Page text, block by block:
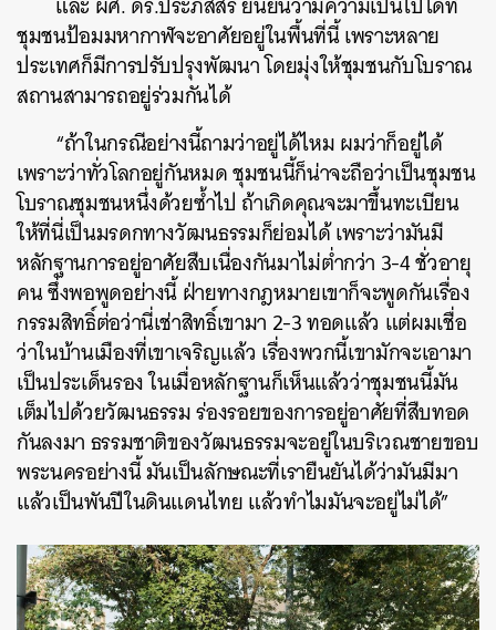
ชุมชนป้อมมหากาฬจะอาศัยอยู่ในพื้นที่นี้ เพราะหลาย
ประเทศก็มีการปรับปรุงพัฒนา โดยมุ่งให้ชุมชนกับโบราณ
สถานสามารถอยู่ร่วมกันได้
“ถ้าในกรณีอย่างนี้ถามว่าอยู่ได้ไหม ผมว่าก็อยู่ได้
เพราะว่าทั่วโลกอยู่กันหมด ชุมชนนี้ก็น่าจะถือว่าเป็นชุมชน
โบราณชุมชนหนึ่งด้วยซ้ำไป ถ้าเกิดคุณจะมาขึ้นทะเบียน
ให้ที่นี่เป็นมรดกทางวัฒนธรรมก็ย่อมได้ เพราะว่ามันมี
หลักฐานการอยู่อาศัยสืบเนื่องกันมาไม่ต่ำกว่า 3-4 ชั่วอายุ
คน ซึ่งพอพูดอย่างนี้ ฝ่ายทางกฎหมายเขาก็จะพูดกันเรื่อง
กรรมสิทธิ์ต่อว่านี่เช่าสิทธิ์เขามา 2-3 ทอดแล้ว แต่ผมเชื่อ
ว่าในบ้านเมืองที่เขาเจริญแล้ว เรื่องพวกนี้เขามักจะเอามา
เป็นประเด็นรอง ในเมื่อหลักฐานก็เห็นแล้วว่าชุมชนนี้มัน
เต็มไปด้วยวัฒนธรรม ร่องรอยของการอยู่อาศัยที่สืบทอด
กันลงมา ธรรมชาติของวัฒนธรรมจะอยู่ในบริเวณชายขอบ
พระนครอย่างนี้ มันเป็นลักษณะที่เรายืนยันได้ว่ามันมีมา
แล้วเป็นพันปีในดินแดนไทย แล้วทำไมมันจะอยู่ไม่ได้”